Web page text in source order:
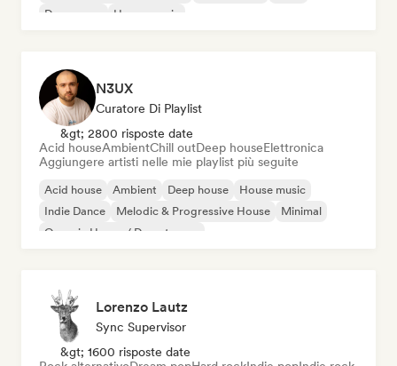
Dream pop
House music
N3UX
Curatore Di Playlist
&gt; 2800 risposte date
Acid houseAmbientChill outDeep houseElettronica
Aggiungere artisti nelle mie playlist più seguite
Acid house Ambient Deep house
House music
Indie Dance
Melodic & Progressive House
Minimal
Organic House / Downtempo
Lorenzo Lautz
Sync Supervisor
&gt; 1600 risposte date